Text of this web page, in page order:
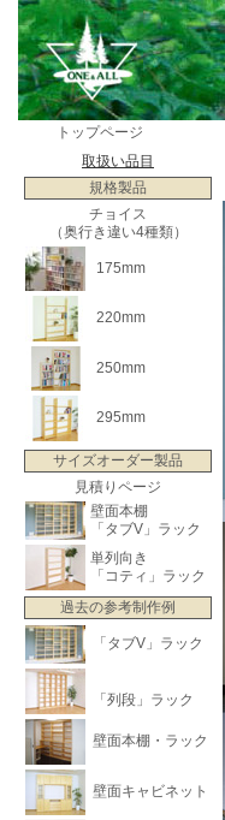
トップページ
取扱い品目
規格製品
チョイス
（奥行き違い4種類）
175mm
220mm
250mm
295mm
サイズオーダー製品
見積りページ
壁面本棚
「タブV」ラック
単列向き
「コティ」ラック
過去の参考制作例
「タブV」ラック
「列段」ラック
壁面本棚・ラック
壁面キャビネット